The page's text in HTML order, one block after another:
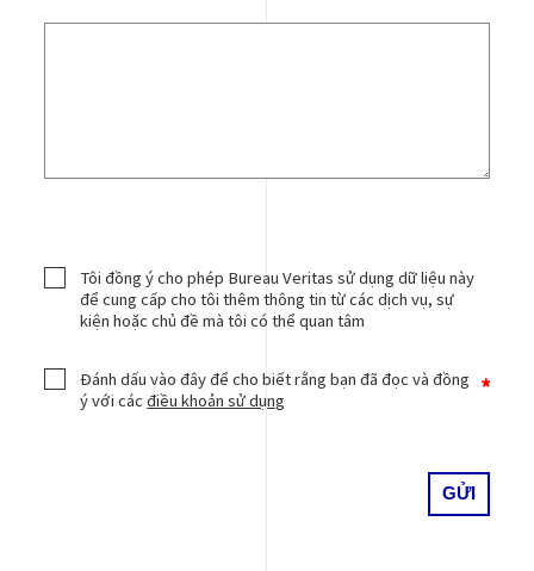
Tôi đồng ý cho phép Bureau Veritas sử dụng dữ liệu này
để cung cấp cho tôi thêm thông tin từ các dịch vụ, sự
kiện hoặc chủ đề mà tôi có thể quan tâm
Đánh dấu vào đây để cho biết rằng bạn đã đọc và đồng
ý với cácđiều khoản sử dụng